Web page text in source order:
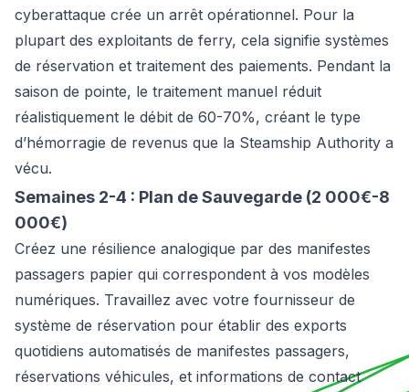
cyberattaque crée un arrêt opérationnel. Pour la
plupart des exploitants de ferry, cela signifie systèmes
de réservation et traitement des paiements. Pendant la
saison de pointe, le traitement manuel réduit
réalistiquement le débit de 60-70%, créant le type
d’hémorragie de revenus que la Steamship Authority a
vécu.
Semaines 2-4 : Plan de Sauvegarde (2 000€-8
000€)
Créez une résilience analogique par des manifestes
passagers papier qui correspondent à vos modèles
numériques. Travaillez avec votre fournisseur de
système de réservation pour établir des exports
quotidiens automatisés de manifestes passagers,
réservations véhicules, et informations de contact